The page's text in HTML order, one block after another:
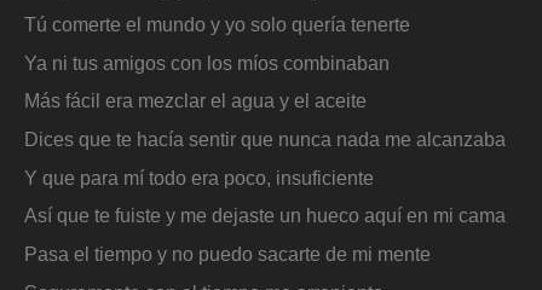
Tú comerte el mundo y yo solo quería tenerte
Ya ni tus amigos con los míos combinaban
Más fácil era mezclar el agua y el aceite
Dices que te hacía sentir que nunca nada me alcanzaba
Y que para mí todo era poco, insuficiente
Así que te fuiste y me dejaste un hueco aquí en mi cama
Pasa el tiempo y no puedo sacarte de mi mente